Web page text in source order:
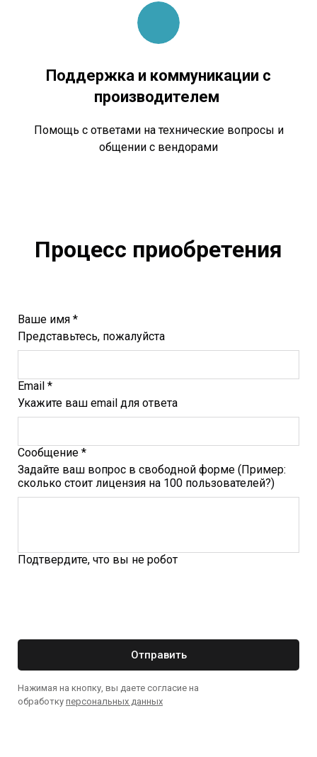
Поддержка и коммуникации с
производителем
Помощь с ответами на технические вопросы и
общении с вендорами
Процесс приобретения
Ваше имя *
Представьтесь, пожалуйста
Email *
Укажите ваш email для ответа
Сообщение *
Задайте ваш вопрос в свободной форме (Пример:
сколько стоит лицензия на 100 пользователей?)
Подтвердите, что вы не робот
Отправить
Нажимая на кнопку, вы даете согласие на
обработку персональных данных